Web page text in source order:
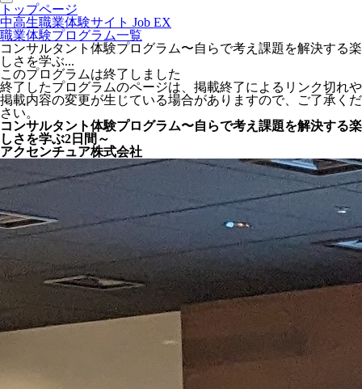
トップページ
中高生職業体験サイト Job EX
職業体験プログラム一覧
コンサルタント体験プログラム〜自らで考え課題を解決する楽
しさを学ぶ...
このプログラムは終了しました
終了したプログラムのページは、掲載終了によるリンク切れや
掲載内容の変更が生じている場合がありますので、ご了承くだ
さい。
コンサルタント体験プログラム〜自らで考え課題を解決する楽
しさを学ぶ2日間～
アクセンチュア株式会社